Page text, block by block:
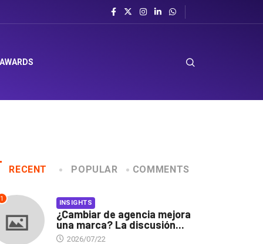
RECENT POPULAR COMMENTS
1 INSIGHTS
¿Cambiar de agencia mejora
una marca? La discusión...
2026/07/22